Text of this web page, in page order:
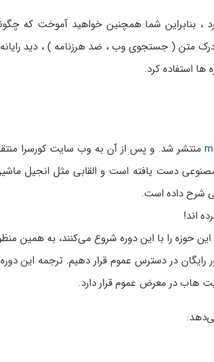
، بنابراین شما همچنین خواهید آموخت که
متن ( جستجوی وب ، ضد هرزنامه ) ، دید
ها استفاده کرد.
منتشر شد. و پس از آن به وب سایت کورسرا
دست یافته است و القابی مثل انجیل
شرح داده است.
حوزه را با این دوره شروع می‌کنند، به همین
رایگان در دسترس عموم قرار دهیم. ترجمه این
هاب در معرض عموم قرار دارد.